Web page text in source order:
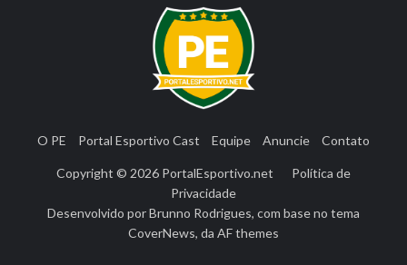
O PE Portal Esportivo Cast Equipe Anuncie Contato
Copyright © 2026 PortalEsportivo.net
Política de
Privacidade
Desenvolvido porBrunno Rodrigues, com base no tema
CoverNews, da AF themes